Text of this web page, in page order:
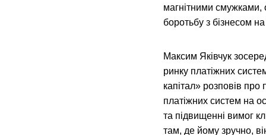
магнітними смужками,
боротьбу з бізнесом
Максим Яківчук
ринку платіжних
капітал» розповів
платіжних систем на
та підвищенні вимог
там, де йому зручно,